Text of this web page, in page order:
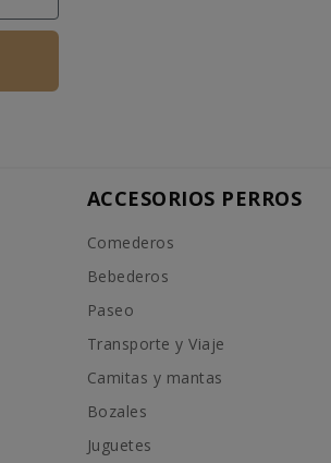
ACCESORIOS PERROS
Comederos
Bebederos
Paseo
Transporte y Viaje
Camitas y mantas
Bozales
Juguetes